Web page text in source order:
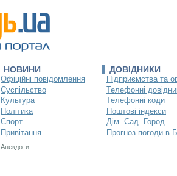
НОВИНИ
Офіційні повідомлення
Суспільство
Культура
Політика
Спорт
Привітання
ДОВІДНИКИ
Підприємства та
Телефонні
Телефонні коди
Поштові індекси
Дім. Сад. Город.
Прогноз погоди в
Анекдоти